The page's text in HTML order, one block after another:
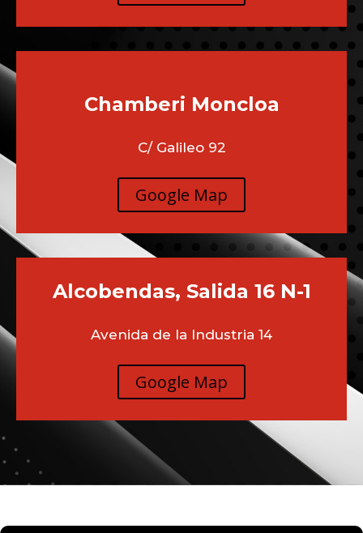
Chamberi Moncloa
C/ Galileo 92
Google Map
Alcobendas, Salida 16 N-1
Avenida de la Industria 14
Google Map